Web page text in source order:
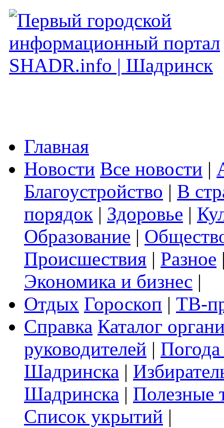
Главная
Новости Все новости |
Благоустройство | В
порядок | Здоровье |
Образование |
Происшествия | Разное
Экономика и бизнес |
Отдых Гороскоп | ТВ-
Справка Каталог
руководителей |
Шадринска |
Шадринска | Полезные
Список укрытий |